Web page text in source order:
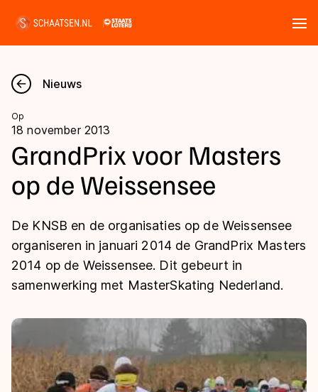
Nieuws
Kalender
Disciplines
Langebaan
Shorttrack
Inlineskaten
Kunstschaatsen
Schoonrijden
Natuurijs
Uitslagen
Langebaan
Shorttrack
Inlineskaten
Kunstschaatsen
Tijden & historie
Persoonlijke records & tijden
Historie & statistiek
De weg op
Inschrijven wedstrijden
Algemene Nederlandse Schaatstijd
Schaatsfans
Nieuws
Op
18 november 2013
GrandPrix voor Masters
op de Weissensee
De KNSB en de organisaties op de Weissensee
organiseren in januari 2014 de GrandPrix Masters
2014 op de Weissensee. Dit gebeurt in
samenwerking met MasterSkating Nederland.